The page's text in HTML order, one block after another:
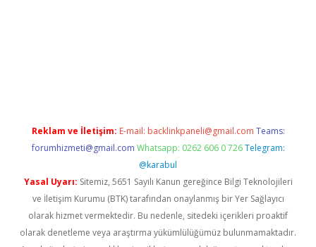
Reklam ve İletişim: E-mail: backlinkpaneli@gmail.com Teams:
forumhizmeti@gmail.com Whatsapp: 0262 606 0 726 Telegram:
@karabul
Yasal Uyarı: Sitemiz, 5651 Sayılı Kanun gereğince Bilgi Teknolojileri
ve İletişim Kurumu (BTK) tarafından onaylanmış bir Yer Sağlayıcı
olarak hizmet vermektedir. Bu nedenle, sitedeki içerikleri proaktif
olarak denetleme veya araştırma yükümlülüğümüz bulunmamaktadır.